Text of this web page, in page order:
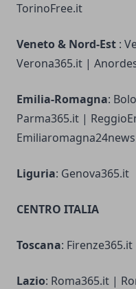
TorinoFree.it
Veneto & Nord-Est :
Verona365.it |
Emilia-Romagna:
Parma365.it |
Liguria: Genova365.it
CENTRO ITALIA
Toscana: Firenze365.it
Lazio: Roma365.it |